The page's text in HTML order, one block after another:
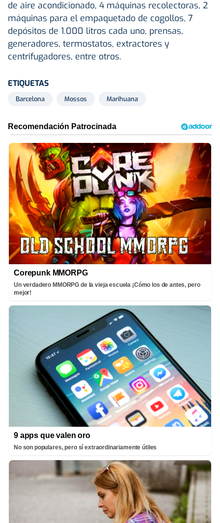
de aire acondicionado, 4 máquinas recolectoras, 2
máquinas para el empaquetado de cogollos, 7
depósitos de 1.000 litros cada uno, prensas,
generadores, termostatos, extractores y
centrifugadores, entre otros.
ETIQUETAS
Barcelona Mossos Marihuana
Corepunk MMORPG
Un verdadero MMORPG de la vieja escuela ¡Cómo los de antes, pero
mejor!
9 apps que valen oro
No son populares, pero sí extraordinariamente útiles